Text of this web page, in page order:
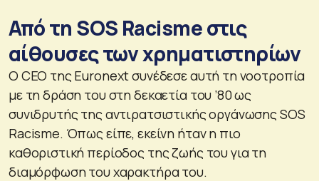
Από τη SOS Racisme στις
αίθουσες των χρηματιστηρίων
Ο CEO της Euronext συνέδεσε αυτή τη νοοτροπία
με τη δράση του στη δεκαετία του ’80 ως
συνιδρυτής της αντιρατσιστικής οργάνωσης SOS
Racisme. Όπως είπε, εκείνη ήταν η πιο
καθοριστική περίοδος της ζωής του για τη
διαμόρφωση του χαρακτήρα του.